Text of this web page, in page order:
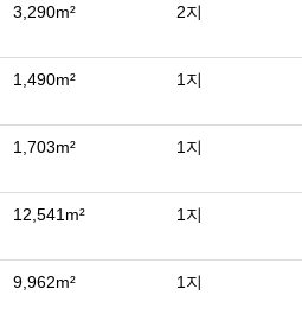
3,290m² 2지
1,490m² 1지
1,703m² 1지
12,541m² 1지
9,962m² 1지